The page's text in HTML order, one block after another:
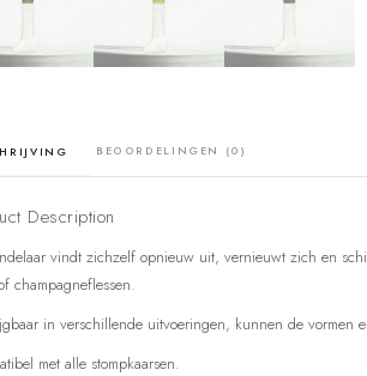
BEOORDELINGEN (0)
Description
vindt zichzelf opnieuw uit, vernieuwt zich en
champagneflessen.
in verschillende uitvoeringen, kunnen de vormen
met alle stompkaarsen.